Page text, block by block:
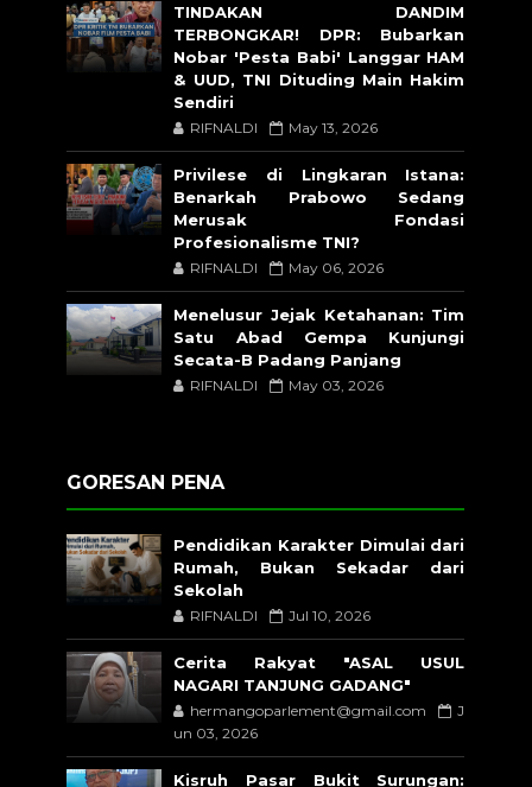
TINDAKAN DANDIM
TERBONGKAR! DPR: Bubarkan
Nobar 'Pesta Babi' Langgar HAM
& UUD, TNI Dituding Main Hakim
Sendiri
RIFNALDI May 13, 2026
Privilese di Lingkaran Istana:
Benarkah Prabowo Sedang
Merusak Fondasi
Profesionalisme TNI?
RIFNALDI May 06, 2026
Menelusur Jejak Ketahanan: Tim
Satu Abad Gempa Kunjungi
Secata-B Padang Panjang
RIFNALDI May 03, 2026
GORESAN PENA
Pendidikan Karakter Dimulai dari
Rumah, Bukan Sekadar dari
Sekolah
RIFNALDI Jul 10, 2026
Cerita Rakyat "ASAL USUL
NAGARI TANJUNG GADANG"
hermangoparlement@gmail.com
J
un 03, 2026
Kisruh Pasar Bukit Surungan: